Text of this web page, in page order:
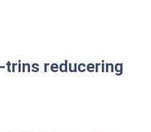
trins reducering